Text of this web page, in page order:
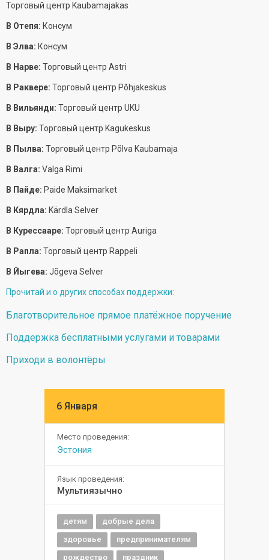
Торговый центр Kaubamajakas
В Отепя: Консум
В Элва: Консум
В Нарве: Торговый центр Astri
В Раквере: Торговый центр Põhjakeskus
В Вильянди: Торговый центр UKU
В Выру: Торговый центр Kagukeskus
В Пылва: Торговый центр Põlva Kaubamaja
В Валга: Valga Rimi
В Пайде: Paide Maksimarket
В Кярдла: Kärdla Selver
В Курессааре: Торговый центр Auriga
В Рапла: Торговый центр Rappeli
В Йыгева: Jõgeva Selver
Прочитай и о других способах поддержки:
Благотворительное прямое платёжное поручение
Поддержка бесплатными услугами и товарами
Приходи в волонтёры
6 Января
Место проведения:
Эстония
Язык проведения:
Мультиязычно
детям
добрые дела
здоровье
предпринимателям
рождество
праздник